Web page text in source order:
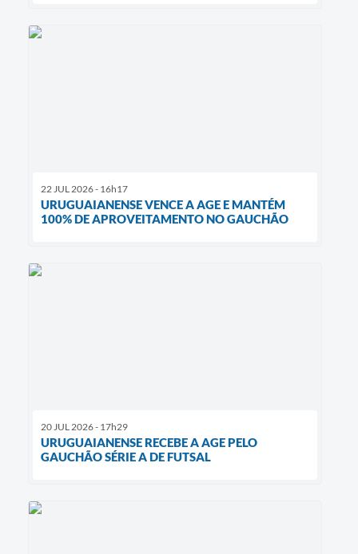
22 JUL 2026 - 16h17
URUGUAIANENSE VENCE A AGE E MANTÉM
100% DE APROVEITAMENTO NO GAUCHÃO
20 JUL 2026 - 17h29
URUGUAIANENSE RECEBE A AGE PELO
GAUCHÃO SÉRIE A DE FUTSAL